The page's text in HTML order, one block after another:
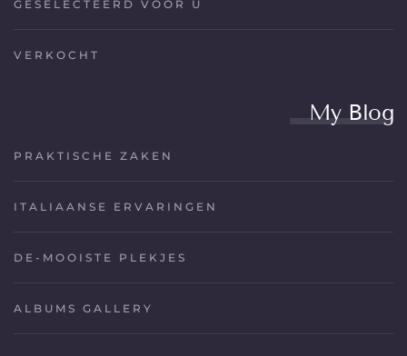
GESELECTEERD VOOR U
VERKOCHT
My Blog
PRAKTISCHE ZAKEN
ITALIAANSE ERVARINGEN
DE-MOOISTE PLEKJES
ALBUMS GALLERY